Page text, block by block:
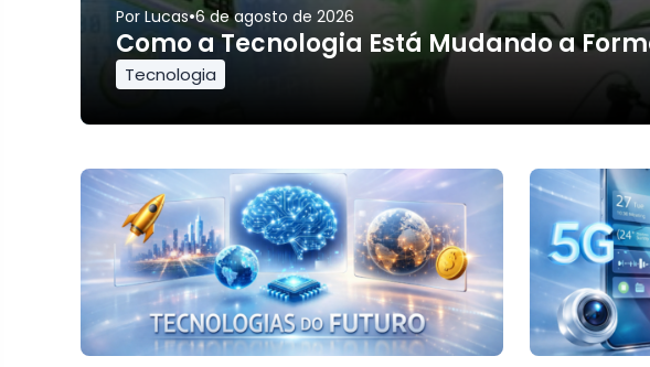
Por Lucas•6 de agosto de 2026
Como a Tecnologia Está Mudando a
Tecnologia